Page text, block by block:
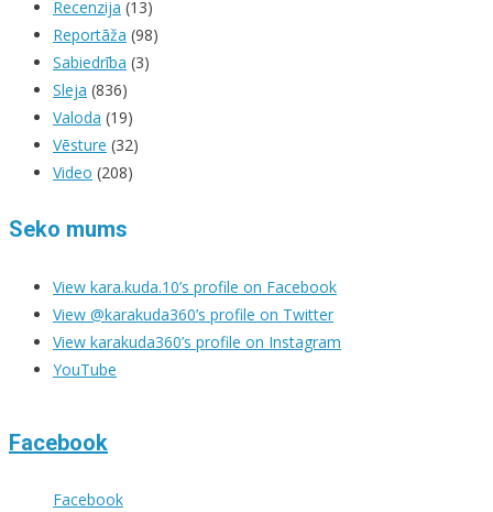
Recenzija (13)
Reportāža (98)
Sabiedrība (3)
Sleja (836)
Valoda (19)
Vēsture (32)
Video (208)
Seko mums
View kara.kuda.10’s profile on Facebook
View @karakuda360’s profile on Twitter
View karakuda360’s profile on Instagram
YouTube
Facebook
Facebook